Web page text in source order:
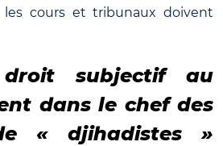
cours et tribunaux doivent
subjectif au
dans le chef des
« djihadistes »